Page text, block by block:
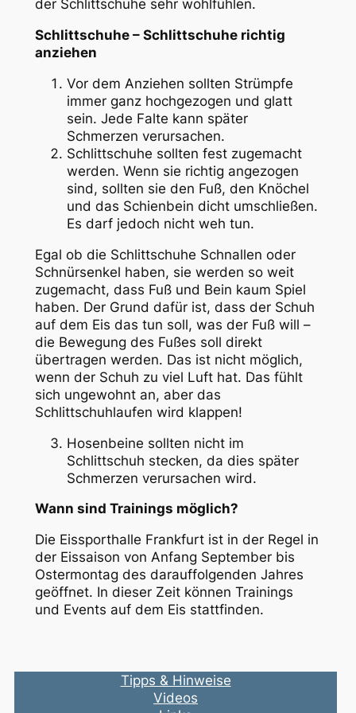
der Schlittschuhe sehr wohlfühlen.
Schlittschuhe – Schlittschuhe richtig
anziehen
Vor dem Anziehen sollten Strümpfe
immer ganz hochgezogen und glatt
sein. Jede Falte kann später
Schmerzen verursachen.
Schlittschuhe sollten fest zugemacht
werden. Wenn sie richtig angezogen
sind, sollten sie den Fuß, den Knöchel
und das Schienbein dicht umschließen.
Es darf jedoch nicht weh tun.
Egal ob die Schlittschuhe Schnallen oder
Schnürsenkel haben, sie werden so weit
zugemacht, dass Fuß und Bein kaum Spiel
haben. Der Grund dafür ist, dass der Schuh
auf dem Eis das tun soll, was der Fuß will –
die Bewegung des Fußes soll direkt
übertragen werden. Das ist nicht möglich,
wenn der Schuh zu viel Luft hat. Das fühlt
sich ungewohnt an, aber das
Schlittschuhlaufen wird klappen!
Hosenbeine sollten nicht im
Schlittschuh stecken, da dies später
Schmerzen verursachen wird.
Wann sind Trainings möglich?
Die Eissporthalle Frankfurt ist in der Regel in
der Eissaison von Anfang September bis
Ostermontag des darauffolgenden Jahres
geöffnet. In dieser Zeit können Trainings
und Events auf dem Eis stattfinden.
Tipps & Hinweise
Videos